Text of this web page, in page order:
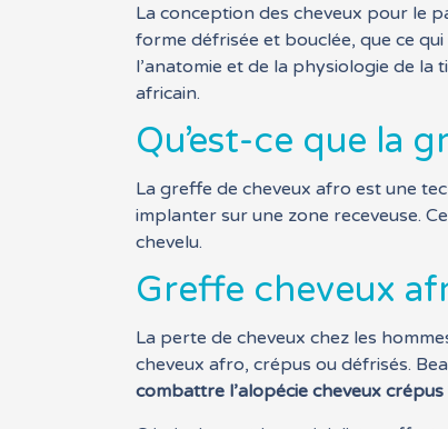
La conception des cheveux pour le
forme défrisée et bouclée, que ce
l’anatomie et de la physiologie de
africain.
Qu’est-ce que la
La greffe de cheveux afro est une
implanter sur une zone receveuse.
chevelu.
Greffe cheveux
La perte de cheveux chez les
cheveux afro, crépus ou défrisés.
combattre l’alopécie cheveux crépus